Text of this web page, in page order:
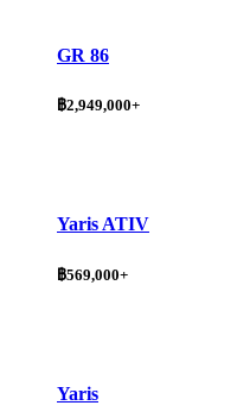
GR 86
฿2,949,000+
Yaris ATIV
฿569,000+
Yaris